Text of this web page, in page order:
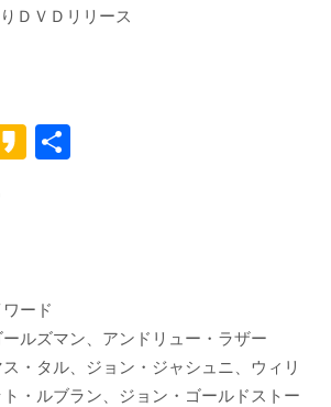
ＤＶＤリリース
K
ード
ルズマン、アンドリュー・ラザー
・タル、ジョン・ジャシュニ、ウィリ
・ルブラン、ジョン・ゴールドストー